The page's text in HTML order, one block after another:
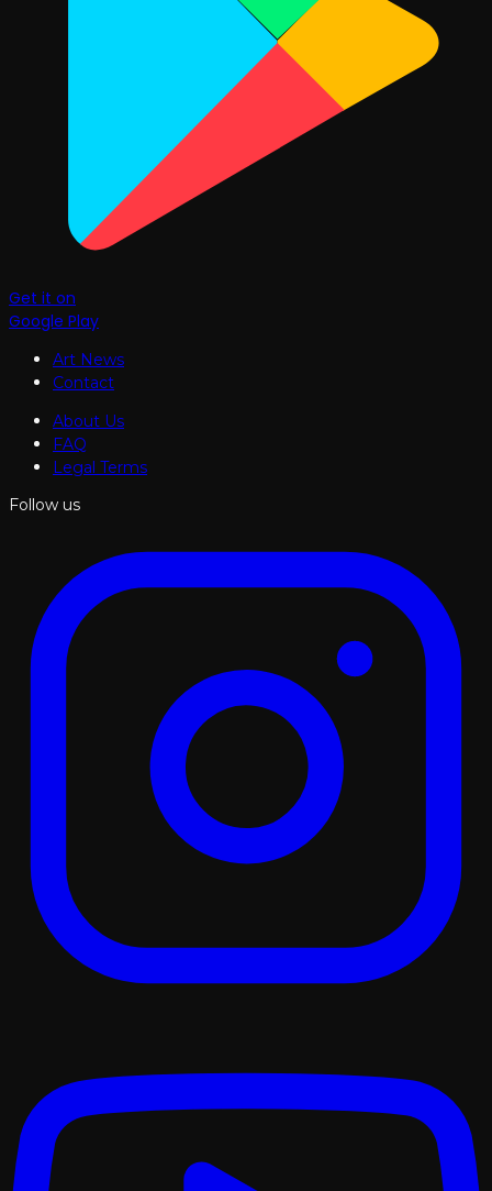
Get it on
Google Play
Art News
Contact
About Us
FAQ
Legal Terms
Follow us